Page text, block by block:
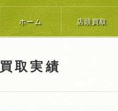
ホーム 店頭買取
買取実績